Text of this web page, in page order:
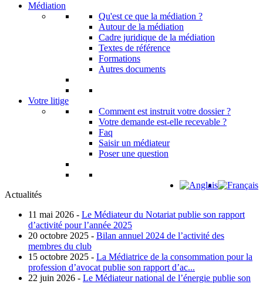
Médiation
Qu'est ce que la médiation ?
Autour de la médiation
Cadre juridique de la médiation
Textes de référence
Formations
Autres documents
Votre litige
Comment est instruit votre dossier ?
Votre demande est-elle recevable ?
Faq
Saisir un médiateur
Poser une question
Actualités
11 mai 2026 - Le Médiateur du Notariat publie son rapport
d’activité pour l’année 2025
20 octobre 2025 - Bilan annuel 2024 de l’activité des
membres du club
15 octobre 2025 - La Médiatrice de la consommation pour la
profession d’avocat publie son rapport d’ac...
22 juin 2026 - Le Médiateur national de l’énergie publie son